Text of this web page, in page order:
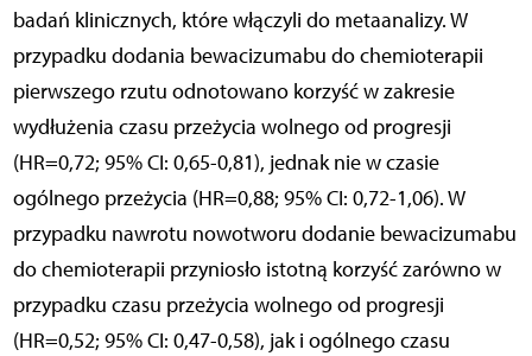
badań klinicznych, które włączyli do metaanalizy. W
przypadku dodania bewacizumabu do chemioterapii
pierwszego rzutu odnotowano korzyść w zakresie
wydłużenia czasu przeżycia wolnego od progresji
(HR=0,72; 95% CI: 0,65-0,81), jednak nie w czasie
ogólnego przeżycia (HR=0,88; 95% CI: 0,72-1,06). W
przypadku nawrotu nowotworu dodanie bewacizumabu
do chemioterapii przyniosło istotną korzyść zarówno w
przypadku czasu przeżycia wolnego od progresji
(HR=0,52; 95% CI: 0,47-0,58), jak i ogólnego czasu